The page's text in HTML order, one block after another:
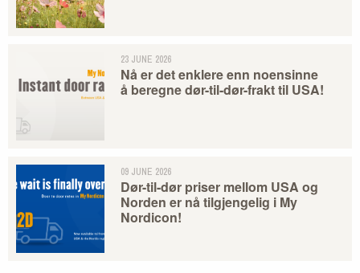
23 JUNE 2026
Nå er det enklere enn noensinne
å beregne dør-til-dør-frakt til USA!
09 JUNE 2026
Dør-til-dør priser mellom USA og
Norden er nå tilgjengelig i My
Nordicon!